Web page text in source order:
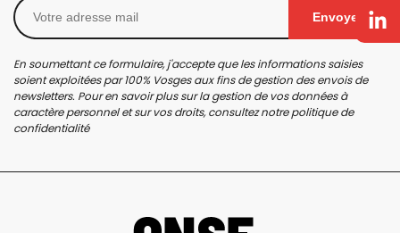
Envoyer
En soumettant ce formulaire, j'accepte que les informations saisies
soient exploitées par 100% Vosges aux fins de gestion des envois de
newsletters. Pour en savoir plus sur la gestion de vos données à
caractère personnel et sur vos droits, consultez notrepolitique de
confidentialité